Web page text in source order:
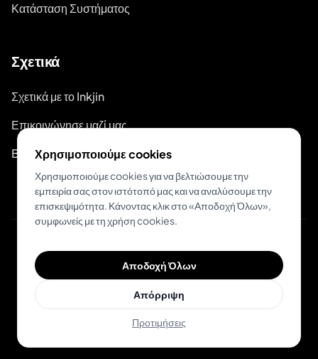
Κατάσταση Συστήματος
Σχετικά
Σχετικά με το Inkjin
Επικοινώνησε μαζί μας
Branding Kit
© 2026 Inkjin
Πολιτική ΑπορρήτουΌροι Χρήσης
Χρησιμοποιούμε cookies
Χρησιμοποιούμε cookies για να βελτιώσουμε την
εμπειρία σας στον ιστότοπό μας και να αναλύσουμε την
επισκεψιμότητα. Κάνοντας κλικ στο «Αποδοχή Όλων»,
συμφωνείς με τη χρήση cookies.
Αποδοχή Όλων
Απόρριψη
Προτιμήσεις